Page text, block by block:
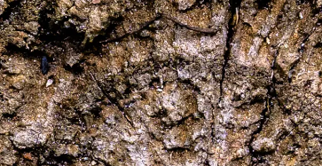
FacebookInstagram
PinterestLinkedinYoutube